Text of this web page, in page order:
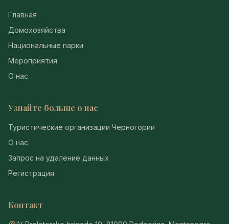
Главная
Домохозяйства
Национальные парки
Мероприятия
О нас
Узнайте больше о нас
Туристические организации Черногории
О нас
Запрос на удаление данных
Регистрация
Контакт